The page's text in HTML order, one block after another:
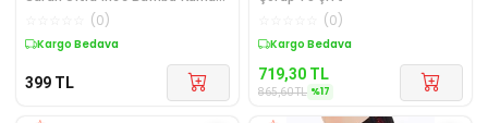
Karışımlı Unisex Termal Patik
(0)
Kargo Bedava
399 TL
(0)
Sepette %17 İndirim
719,30 TL
865,60TL %17